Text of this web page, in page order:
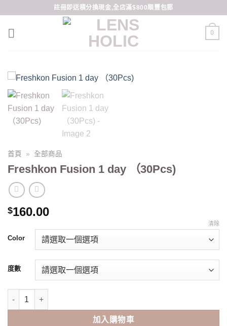
content
註冊即送積分換現金,全店滿$800順豐包郵
0
首頁 » 全部商品
Freshkon Fusion 1 day （30Pcs)
$160.00
Color
度數
清除
Freshkon Fusion 1 day （30Pcs) 數量
加入購物車